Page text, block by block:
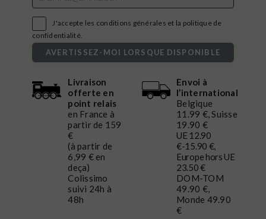
J'accepte les conditions générales et la politique de
confidentialité.
AVERTISSEZ-MOI LORSQUE DISPONIBLE
Livraison
offerte en
point relais
en France à
partir de 159
€
(à partir de
6,99 € en
deça)
Colissimo
suivi 24h à
48h
Envoi à
l’international
Belgique
11.99 €, Suisse
19.90 €
UE 12.90
€-15.90 €,
Europe hors UE
23.50 €
DOM-TOM
49.90 €,
Monde 49.90
€